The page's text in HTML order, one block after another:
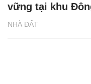
NHÀ ĐẤT
vững tại khu